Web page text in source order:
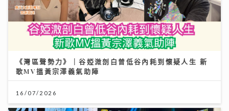
《灣區聲勢力》｜谷婭溦剖白曾低谷內耗到懷疑人生 新
歌MV搵黃宗澤義氣助陣
16/07/2026